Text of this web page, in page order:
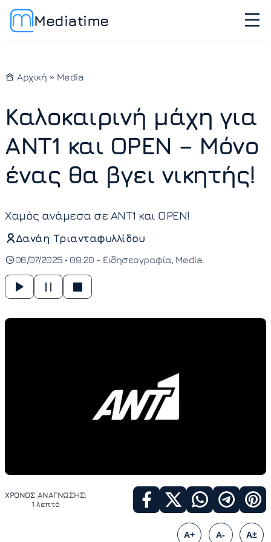
Mediatime
Αρχική » Media
Καλοκαιρινή μάχη για
ANT1 και OPEN – Μόνο
ένας θα βγει νικητής!
Χαμός ανάμεσα σε ΑΝΤ1 και OPEN!
Δανάη Τριανταφυλλίδου
06/07/2025 • 09:20 - Ειδησεογραφία Media
ΧΡΟΝΟΣ ΑΝΑΓΝΩΣΗΣ:
1 λεπτό
A+ A- A±